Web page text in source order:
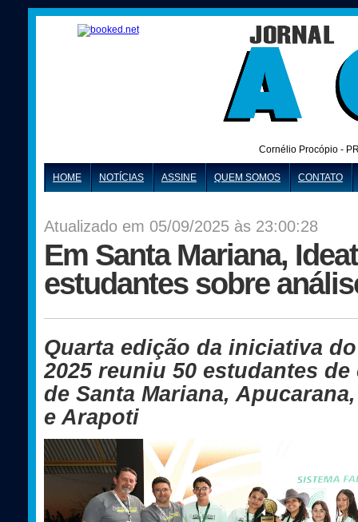
Cornélio Procópio -
HOME NOTÍCIAS ASSINE QUEM SOMOS CONTATO
Atualizado em 05/09/2025 às 23:00:28
Em Santa Mariana,
estudantes sobre
Quarta edição da iniciativa
2025 reuniu 50 estudantes
de Santa Mariana,
e Arapoti